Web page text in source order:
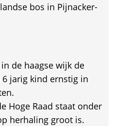
bos in Pijnacker-
de haagse wijk de
jarig kind ernstig in
Hoge Raad staat onder
herhaling groot is.